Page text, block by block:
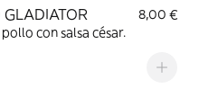
8,00 €
con salsa césar.